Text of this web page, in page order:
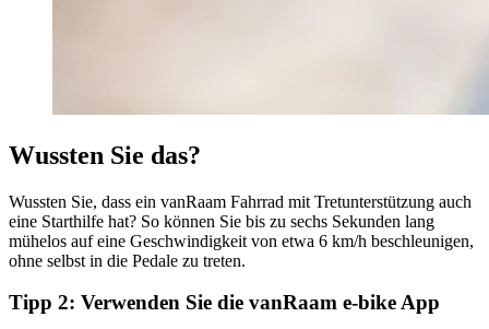
Wussten Sie das?
Wussten Sie, dass ein vanRaam Fahrrad mit Tretunterstützung auch
eine Starthilfe hat? So können Sie bis zu sechs Sekunden lang
mühelos auf eine Geschwindigkeit von etwa 6 km/h beschleunigen,
ohne selbst in die Pedale zu treten.
Tipp 2: Verwenden Sie die vanRaam e-bike App